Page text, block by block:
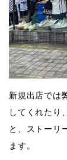
新規出店では
してくれたり
と、ストーリ
ます。